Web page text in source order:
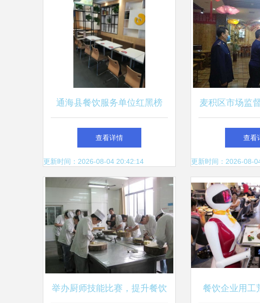
通海县餐饮服务单位红黑榜
（第七期）
查看详情
更新时间：2026-08-04 20:42:14
麦积区市场监
展疫情防控期
夜查
查看
更新时间：2026-08-
举办厨师技能比赛，提升餐饮 餐饮企业用工